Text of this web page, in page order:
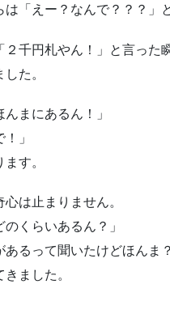
「えー？なんで？？？」
千円札やん！」と言った
た。
んまにあるん！」
」
す。
は止まりません。
のくらいあるん？」
あるって聞いたけどほんま
ました。